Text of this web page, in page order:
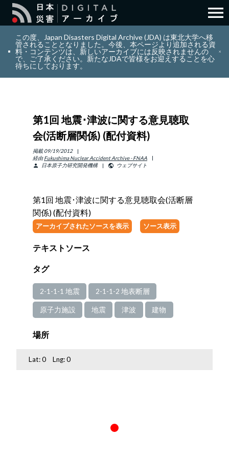
search 検索
layers コレクション
info_outline リソース
サインイン
menu
この度、Japan Disasters Digital Archive (JDA) は東北大学へ移
管されることとなりました。今後、本ページより追加される資
料・コンテンツは、新しいアーカイブには反映されませんの
で、ご了承ください。新たなJDAで皆様をお迎えすることを心
待ちにしております。
第1回 地震･津波に関する意見聴取
会(活断層関係) (配付資料)
掲載 09/19/2012
経由 Fukushima Nuclear Accident Archive - FNAA
person
日本原子力研究開発機構 public ウェブサイト
第1回 地震･津波に関する意見聴取会(活断層
関係) (配付資料)
アーカイブされたソースを表示 ソース表示
テキストソース
タグ
2-1-1-1 地震 2-1-1-2 地表断層
原子力施設 地震 津波 建物
場所
Lat:0 Lng:0